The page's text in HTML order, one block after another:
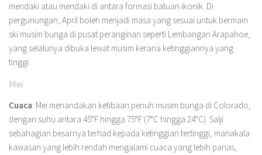
mendaki atau mendaki di antara formasi batuan ikonik. Di
pergunungan, April boleh menjadi masa yang sesuai untuk bermain
ski musim bunga di pusat peranginan seperti Lembangan Arapahoe,
yang selalunya dibuka lewat musim kerana ketinggiannya yang
tinggi.
Mei
Cuaca: Mei menandakan ketibaan penuh musim bunga di Colorado,
dengan suhu antara 45°F hingga 75°F (7°C hingga 24°C). Salji
sebahagian besarnya terhad kepada ketinggian tertinggi, manakala
kawasan yang lebih rendah mengalami cuaca yang lebih panas,